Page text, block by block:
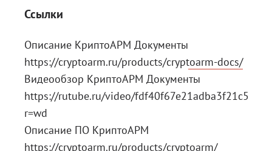
Ссылки
Описание КриптоАРМ Документы
https://cryptoarm.ru/products/cryptoarm-docs/
Видеообзор КриптоАРМ Документы
https://rutube.ru/video/
r=wd
Описание ПО КриптоАРМ
https://cryptoarm.ru/products/cryptoarm/